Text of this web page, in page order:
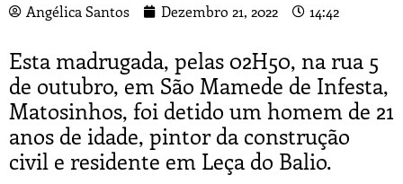
Angélica Santos Dezembro 21, 2022 14:42
Esta madrugada, pelas 02H50, na rua 5
de outubro, em São Mamede de Infesta,
Matosinhos, foi detido um homem de 21
anos de idade, pintor da construção
civil e residente em Leça do Balio.